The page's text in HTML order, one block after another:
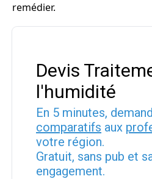
remédier.
Devis
l'humidité
En 5 minutes,
comparatifs aux
votre région.
Gratuit, sans pub et
engagement.